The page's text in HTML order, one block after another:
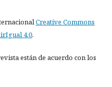
Creative Commons
4.0.
están de acuerdo con los